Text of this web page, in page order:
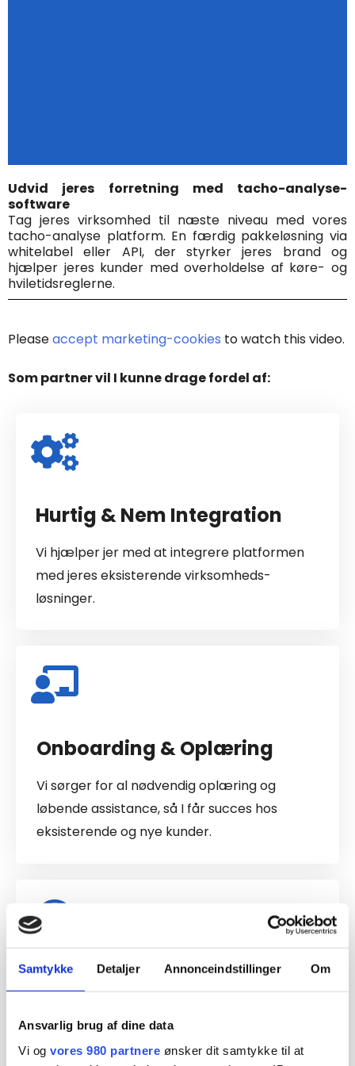
Samtykke Detaljer Annonceindstillinger Om
Ansvarlig brug af dine data
Vi og vores 980 partnere ønsker dit samtykke til at
Udvid jeres forretning med tacho-analyse-
software
Tag jeres virksomhed til næste niveau med vores
tacho-analyse platform. En færdig pakkeløsning via
whitelabel eller API, der styrker jeres brand og
hjælper jeres kunder med overholdelse af køre- og
hviletidsreglerne.
Pleaseaccept marketing-cookies to watch this video.
Som partner vil I kunne drage fordel af:
Hurtig & Nem Integration
Vi hjælper jer med at integrere platformen
med jeres eksisterende virksomheds-
løsninger.
Onboarding & Oplæring
Vi sørger for al nødvendig oplæring og
løbende assistance, så I får succes hos
eksisterende og nye kunder.
Teknisk Hjælp & Støtte
Vi står altid klar til at hjælpe jer med
udfordringer, så I kan opnå succes med